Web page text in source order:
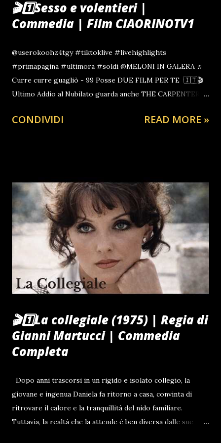
🎬1️⃣Sesso e volentieri |
Commedia | Film CIAORINOTV1
@userokoohz4tgy #tiktoklive #livehighlights
#primapagina #ultimora #soldi @MELONI IN GALERA ♬
Curre curre guagliò - 99 Posse DUE FILM PER TE 🇮🇹🎬
Ultimo Addio al Nubilato guarda anche THE CARPENTER
Fraterno Saluto, dal Tuo AMICONE In questa epoca
🔔La noticia del día | espana Channel | CiaoRinoTV1 mira
también Take Over | Film gratis Azione | BillaccioTV TAZZA
O BORRACCIA A CASA TUA CON UNA DONAZIONE
SIMBOLICA 15 EURO Entrambi solo 26€
CONDIVIDI READ MORE »
🎬1️⃣La collegiale (1975) | Regia di
Gianni Martucci | Commedia
Completa
Dopo anni trascorsi in un rigido e isolato collegio, la
giovane e ingenua Daniela fa ritorno a casa, convinta di
ritrovare il calore e la tranquillità del nido familiare.
Tuttavia, la realtà che la attende è ben diversa dalle sue